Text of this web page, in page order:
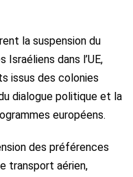
la suspension du
Israéliens dans l’UE,
issus des colonies
dialogue politique et la
européens.
des préférences
transport aérien,